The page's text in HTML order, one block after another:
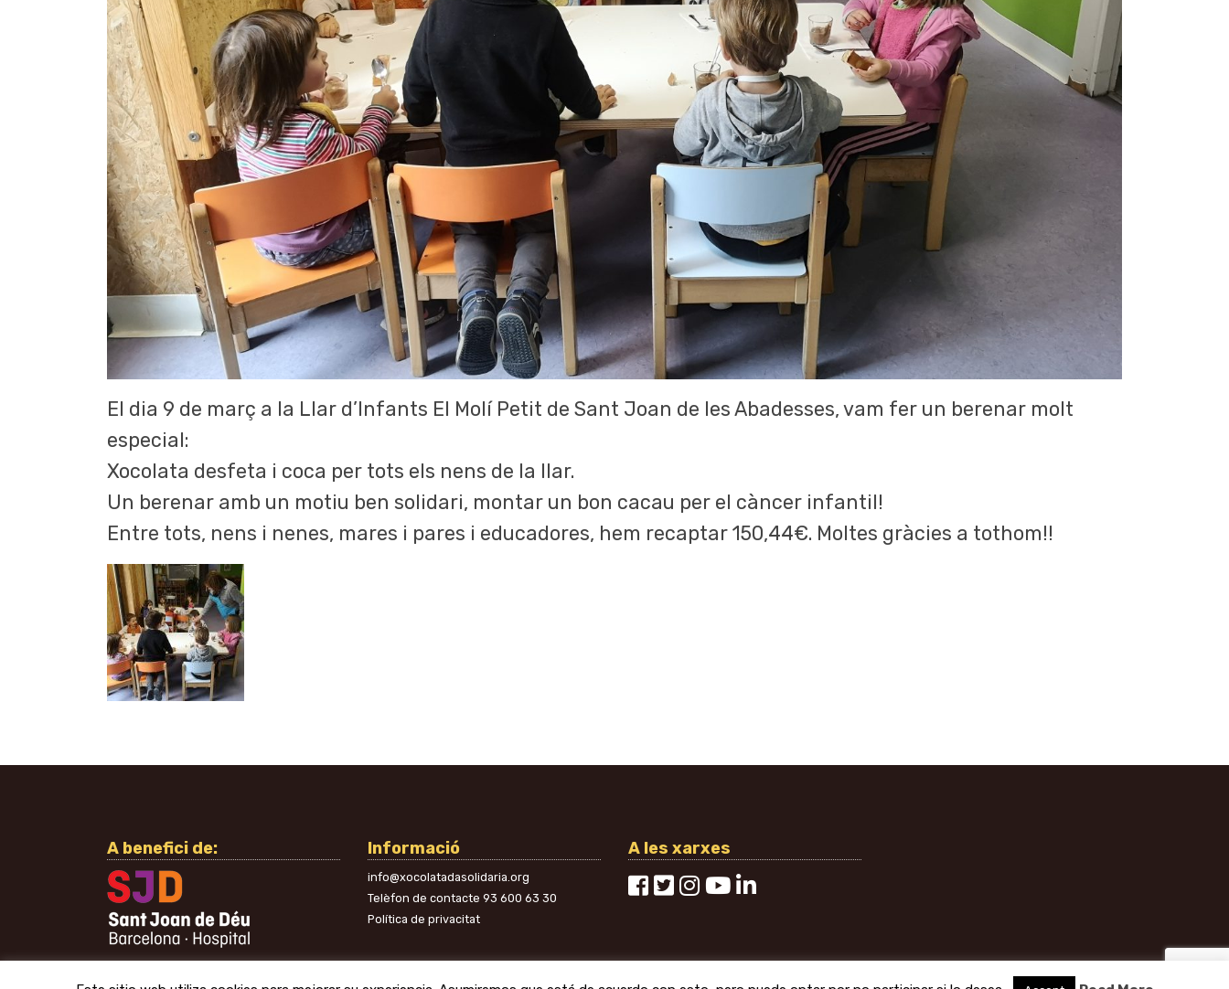
El dia 9 de març a la Llar d’Infants El Molí Petit de Sant Joan de les Abadesses, vam fer un berenar molt
especial:
Xocolata desfeta i coca per tots els nens de la llar.
Un berenar amb un motiu ben solidari, montar un bon cacau per el càncer infantil!
Entre tots, nens i nenes, mares i pares i educadores, hem recaptar 150,44€. Moltes gràcies a tothom!!
A benefici de: Informació
info@xocolatadasolidaria.org
Telèfon de contacte 93 600 63 30
Política de privacitat
A les xarxes